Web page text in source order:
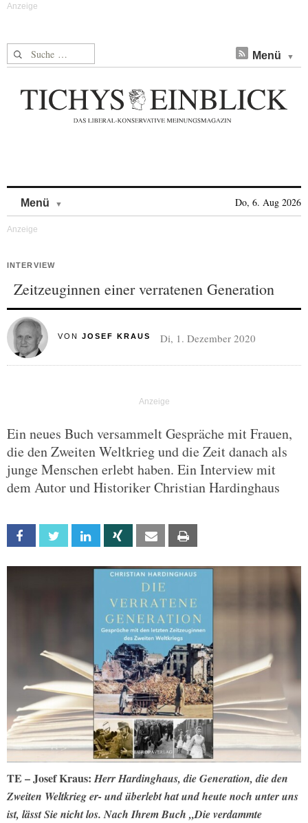
Suche nach: Menü
Menü Do, 6. Aug 2026
INTERVIEW
Zeitzeuginnen einer verratenen Generation
VON JOSEF KRAUS Di, 1. Dezember 2020
Ein neues Buch versammelt Gespräche mit Frauen,
die den Zweiten Weltkrieg und die Zeit danach als
junge Menschen erlebt haben. Ein Interview mit
dem Autor und Historiker Christian Hardinghaus
Facebook Twitter Linkedin Xing Email
TE – Josef Kraus:Herr Hardinghaus, die Generation, die den
Zweiten Weltkrieg er- und überlebt hat und heute noch unter uns
ist, lässt Sie nicht los. Nach Ihrem Buch „Die verdammte